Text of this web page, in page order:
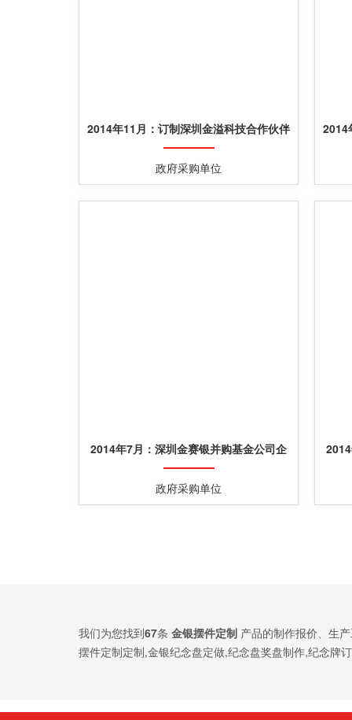
2014年11月：订制深圳金溢科技合作伙伴
纯银纪念盘定制
政府采购单位
2014
2014年7月：深圳金赛银并购基金公司企
业上市纯银纪念盘定做
政府采购单位
我们为您找到67条 金银摆件定制 产品的制作报价、生
摆件定制定制,金银纪念盘定做,纪念盘奖盘制作,纪念牌